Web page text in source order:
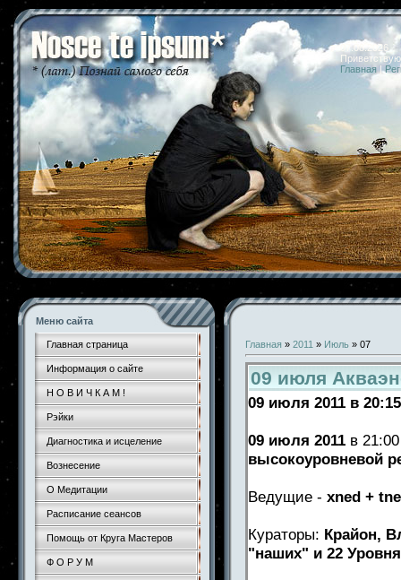
07.08.2026
Главная |
Меню сайта
Главная страница
Информация о сайте
Н О В И Ч К А М !
Рэйки
Диагностика и исцеление
Вознесение
О Медитации
Расписание сеансов
Помощь от Круга Мастеров
Ф О Р У М
Главная » 2011 » Июль » 07
09 июля
09 июля 2011 в
09 июля 2011 в
высокоуровневой
Ведущие - xned +
Кураторы: Крайон,
"наших" и 22